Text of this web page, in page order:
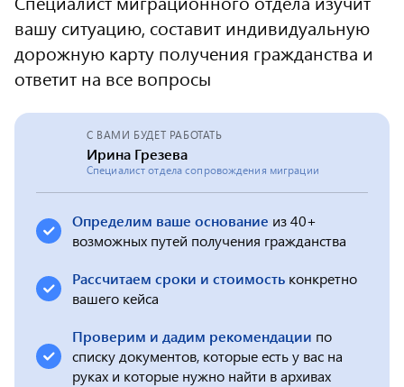
вашу ситуацию, составит индивидуальную
дорожную карту получения гражданства и
ответит на все вопросы
С ВАМИ БУДЕТ РАБОТАТЬ
Ирина Грезева
Специалист отдела сопровождения миграции
Определим ваше основание из 40+
возможных путей получения гражданства
Рассчитаем сроки и стоимость конкретно
вашего кейса
Проверим и дадим рекомендации по
списку документов, которые есть у вас на
руках и которые нужно найти в архивах